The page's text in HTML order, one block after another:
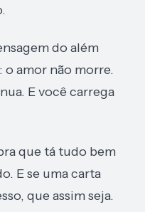
do além
o amor não morre.
E você carrega
que tá tudo bem
E se uma carta
que assim seja.